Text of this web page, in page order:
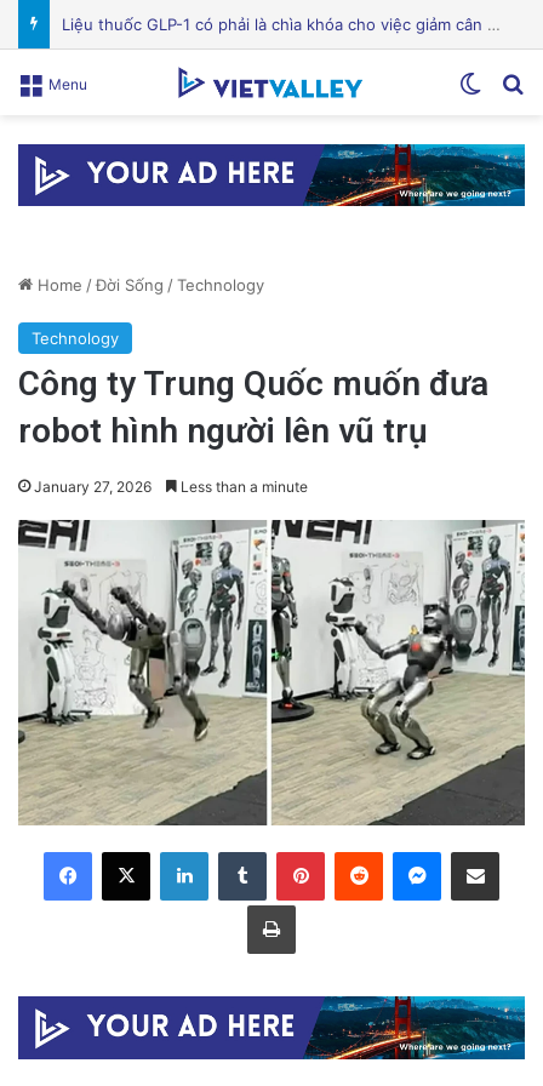
Bệnh viện Silicon Valley: Một trong những cơ sở y tế hàng đầu tại Mỹ
Menu
Home /Đời Sống /Technology
Technology
Công ty Trung Quốc muốn đưa
robot hình người lên vũ trụ
January 27, 2026 Less than a minute
LinkedInTumblr PinterestReddit Messenger
Share via Email
Print